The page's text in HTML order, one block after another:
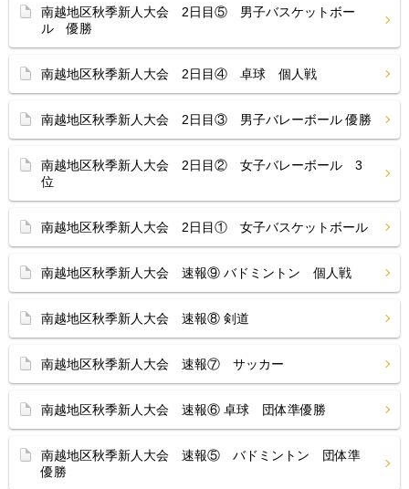
南越地区秋季新人大会 2日目⑤ 男子バスケットボー
ル 優勝
南越地区秋季新人大会 2日目④ 卓球 個人戦
南越地区秋季新人大会 2日目③ 男子バレーボール 優勝
南越地区秋季新人大会 2日目② 女子バレーボール 3
位
南越地区秋季新人大会 2日目① 女子バスケットボール
南越地区秋季新人大会 速報⑨ バドミントン 個人戦
南越地区秋季新人大会 速報⑧ 剣道
南越地区秋季新人大会 速報⑦ サッカー
南越地区秋季新人大会 速報⑥ 卓球 団体準優勝
南越地区秋季新人大会 速報⑤ バドミントン 団体準
優勝